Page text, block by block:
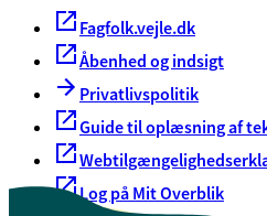
Fagfolk.vejle.dk
Åbenhed og indsigt
Privatlivspolitik
Guide til oplæsning af
Log på Mit Overblik